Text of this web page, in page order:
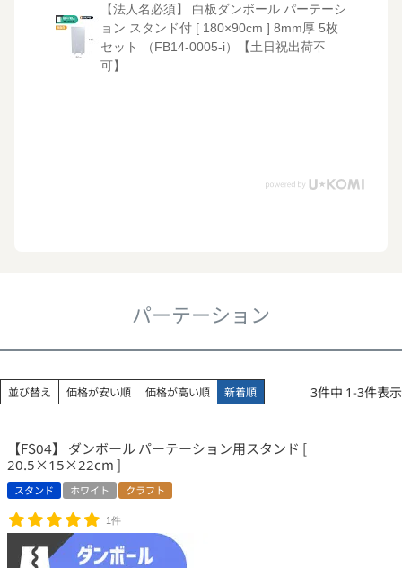
【法人名必須】 白板ダンボール パーテーシ
ョン スタンド付 [ 180×90cm ] 8mm厚 5枚
セット （FB14-0005-i）【土日祝出荷不
可】
パーテーション
並び替え 価格が安い順 価格が高い順 新着順 3件中 1-3件表示
【FS04】 ダンボール パーテーション用スタンド [
20.5×15×22cm ]
スタンド ホワイト クラフト
1件